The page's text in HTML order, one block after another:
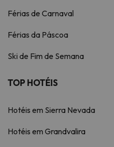
Férias de Carnaval
Férias da Páscoa
Ski de Fim de Semana
TOP HOTÉIS
Hotéis em Sierra Nevada
Hotéis em Grandvalira